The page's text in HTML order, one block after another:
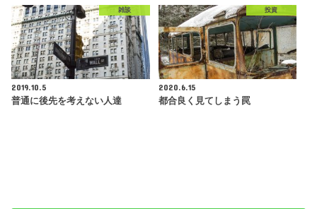
雑談
2019.10.5
普通に後先を考えない人達
投資
2020.6.15
都合良く見てしまう罠